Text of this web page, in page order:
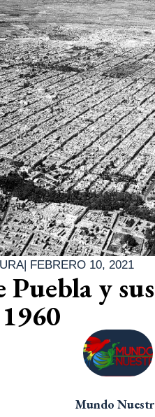
| FEBRERO 10, 2021
Puebla y
Mundo